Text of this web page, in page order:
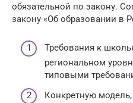
обязательной по закону.
закону «Об образовании в
Требования к
региональном
типовыми
Конкретную